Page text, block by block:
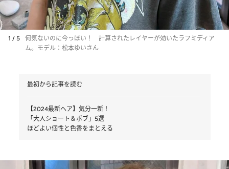
1 / 5
何気ないのに今っぽい！ 計算されたレイヤーが効いたラフミディア
ム。モデル：松本ゆいさん
最初から記事を読む
【2024最新ヘア】気分一新！
「大人ショート＆ボブ」5選
ほどよい個性と色香をまとえる